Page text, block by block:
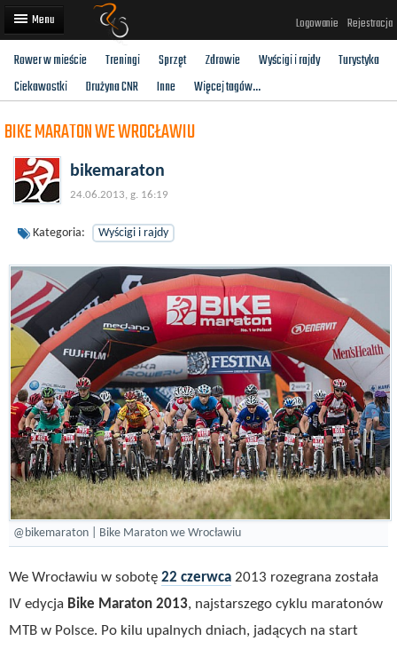
Logowanie Rejestracja
Artykuły
Użytkownicy
Rower w mieście Treningi Sprzęt Zdrowie Wyścigi i rajdy
Turystyka
Ciekawostki
Drużyna CNR Inne Więcej tagów...
BIKE MARATON WE WROCŁAWIU
bikemaraton
24.06.2013, g. 16:19
Kategoria: Wyścigi i rajdy
@bikemaraton | Bike Maraton we Wrocławiu
We Wrocławiu w sobotę 22 czerwca 2013 rozegrana została
IV edycja Bike Maraton 2013, najstarszego cyklu maratonów
MTB w Polsce. Po kilu upalnych dniach, jadących na start